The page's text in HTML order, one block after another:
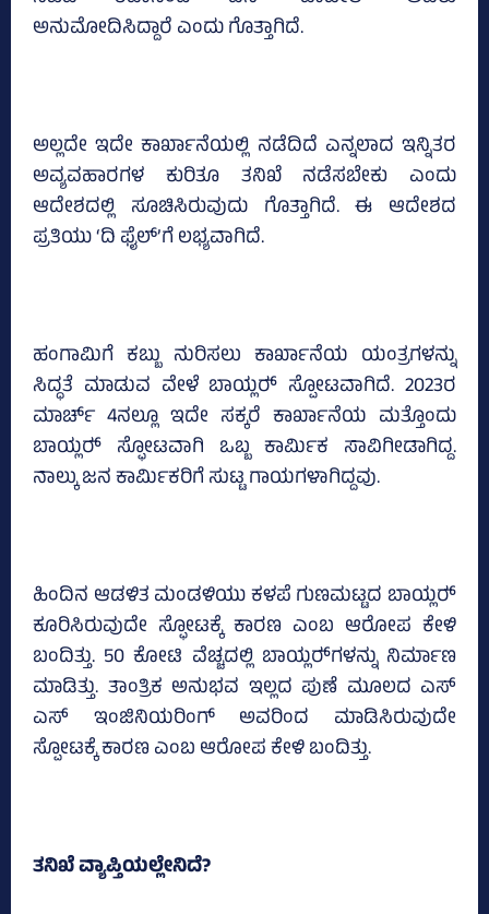
ಅನುಮೋದಿಸಿದ್ದಾರೆ ಎಂದು ಗೊತ್ತಾಗಿದೆ.
ಅಲ್ಲದೇ ಇದೇ ಕಾರ್ಖಾನೆಯಲ್ಲಿ ನಡೆದಿದೆ ಎನ್ನಲಾದ ಇನ್ನಿತರ
ಅವ್ಯವಹಾರಗಳ ಕುರಿತೂ ತನಿಖೆ ನಡೆಸಬೇಕು ಎಂದು
ಆದೇಶದಲ್ಲಿ ಸೂಚಿಸಿರುವುದು ಗೊತ್ತಾಗಿದೆ. ಈ ಆದೇಶದ
ಪ್ರತಿಯು ‘ದಿ ಫೈಲ್‌’ಗೆ ಲಭ್ಯವಾಗಿದೆ.
ಹಂಗಾಮಿಗೆ ಕಬ್ಬು ನುರಿಸಲು ಕಾರ್ಖಾನೆಯ ಯಂತ್ರಗಳನ್ನು
ಸಿದ್ಧತೆ ಮಾಡುವ ವೇಳೆ ಬಾಯ್ಲರ್‍‌ ಸ್ಪೋಟವಾಗಿದೆ. 2023ರ
ಮಾರ್ಚ್‌ 4ನಲ್ಲೂ ಇದೇ ಸಕ್ಕರೆ ಕಾರ್ಖಾನೆಯ ಮತ್ತೊಂದು
ಬಾಯ್ಲರ್‍‌ ಸ್ಫೋಟವಾಗಿ ಒಬ್ಬ ಕಾರ್ಮಿಕ ಸಾವಿಗೀಡಾಗಿದ್ದ.
ನಾಲ್ಕು ಜನ ಕಾರ್ಮಿಕರಿಗೆ ಸುಟ್ಟ ಗಾಯಗಳಾಗಿದ್ದವು.
ಹಿಂದಿನ ಆಡಳಿತ ಮಂಡಳಿಯು ಕಳಪೆ ಗುಣಮಟ್ಟದ ಬಾಯ್ಲರ್‍‌
ಕೂರಿಸಿರುವುದೇ ಸ್ಫೋಟಕ್ಕೆ ಕಾರಣ ಎಂಬ ಆರೋಪ ಕೇಳಿ
ಬಂದಿತ್ತು. 50 ಕೋಟಿ ವೆಚ್ಚದಲ್ಲಿ ಬಾಯ್ಲರ್‍‌ಗಳನ್ನು ನಿರ್ಮಾಣ
ಮಾಡಿತ್ತು. ತಾಂತ್ರಿಕ ಅನುಭವ ಇಲ್ಲದ ಪುಣೆ ಮೂಲದ ಎಸ್‌
ಎಸ್‌ ಇಂಜಿನಿಯರಿಂಗ್‌ ಅವರಿಂದ ಮಾಡಿಸಿರುವುದೇ
ಸ್ಪೋಟಕ್ಕೆ ಕಾರಣ ಎಂಬ ಆರೋಪ ಕೇಳಿ ಬಂದಿತ್ತು.
ತನಿಖೆ ವ್ಯಾಪ್ತಿಯಲ್ಲೇನಿದೆ?